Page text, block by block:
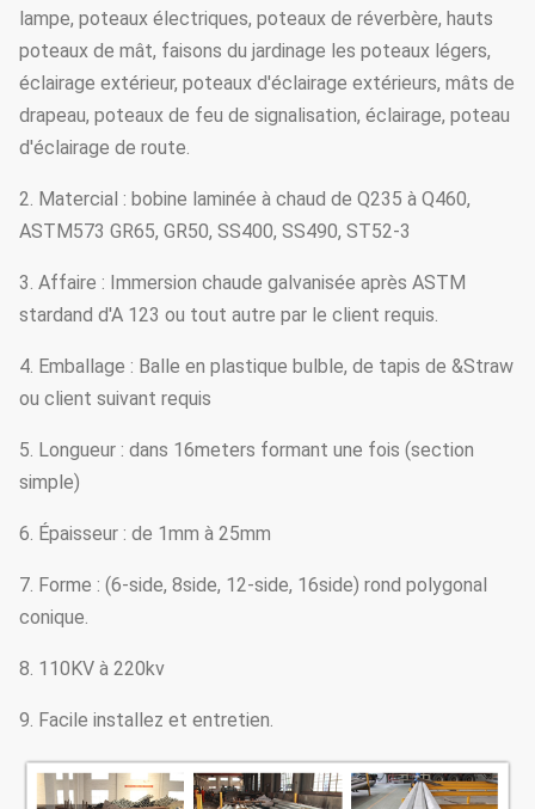
lampe, poteaux électriques, poteaux de réverbère, hauts
poteaux de mât, faisons du jardinage les poteaux légers,
éclairage extérieur, poteaux d'éclairage extérieurs, mâts de
drapeau, poteaux de feu de signalisation, éclairage, poteau
d'éclairage de route.
2. Matercial : bobine laminée à chaud de Q235 à Q460,
ASTM573 GR65, GR50, SS400, SS490, ST52-3
3. Affaire : Immersion chaude galvanisée après ASTM
stardand d'A 123 ou tout autre par le client requis.
4. Emballage : Balle en plastique bulble, de tapis de &Straw
ou client suivant requis
5. Longueur : dans 16meters formant une fois (section
simple)
6. Épaisseur : de 1mm à 25mm
7. Forme : (6-side, 8side, 12-side, 16side) rond polygonal
conique.
8. 110KV à 220kv
9. Facile installez et entretien.